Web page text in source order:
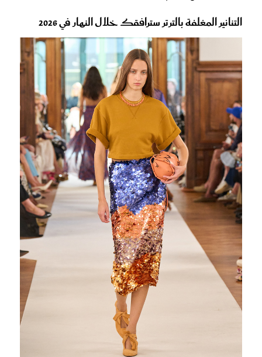
التنانير المغلفة بالترتر سترافقك خلال النهار في 2026